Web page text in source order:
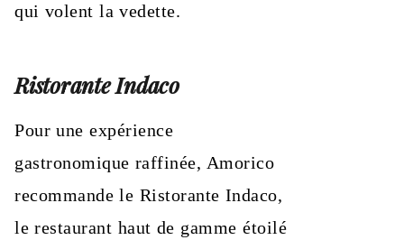
qui volent la vedette.
Ristorante Indaco
Pour une expérience
gastronomique raffinée, Amorico
recommande le Ristorante Indaco,
le restaurant haut de gamme étoilé